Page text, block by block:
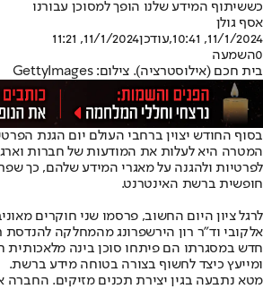
כששיתוף המידע שלנו הופך למסוכן עבורנו
אסף גולן
11/1/2024, 10:41
,עודכן11/1/2024, 11:21
0השמעה
בית חכם (אילוסטרציה). צילום: GettyImages
בסוף החודש יצוין ברחבי העולם יום הגנת
המטרה היא לעלות את המודעות של חברות
לפרטיות ולהגנה על מאגרי המידע שלהם, כך
חופשית ברשת האינטרנט.
לרגל ציון היום החשוב, פרסמו שני חוקרים
אלקובי וד"ר רון הירשפרונג מהמחלקה להנדסת
חדש במסגרתו הם פיתחו סוכן בינה מלאכותית
ומייעץ כיצד לחשוף בצורה בטוחה מידע ברשת.
מטא נתבעה בגין יצירת תכנים מזיקים. החברה